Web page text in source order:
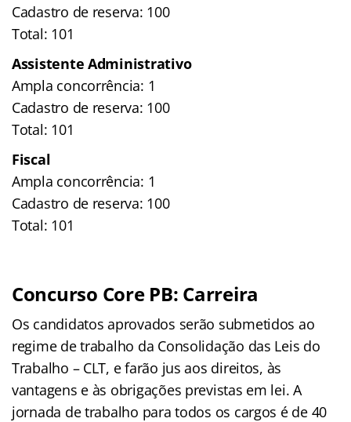
Cadastro de reserva: 100
Total: 101
Assistente Administrativo
Ampla concorrência: 1
Cadastro de reserva: 100
Total: 101
Fiscal
Ampla concorrência: 1
Cadastro de reserva: 100
Total: 101
Concurso Core PB: Carreira
Os candidatos aprovados serão submetidos ao
regime de trabalho da Consolidação das Leis do
Trabalho – CLT, e farão jus aos direitos, às
vantagens e às obrigações previstas em lei. A
jornada de trabalho para todos os cargos é de 40